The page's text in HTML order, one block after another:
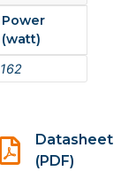
Power
(watt)
162
Datasheet
(PDF)